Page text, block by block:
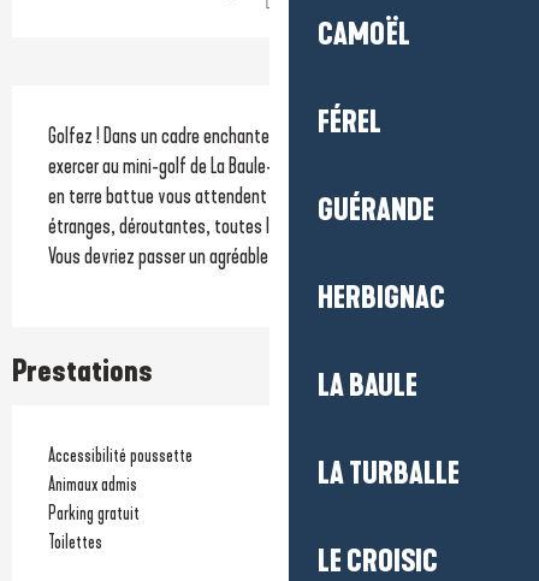
CAMOËL
FÉREL
GUÉRANDE
HERBIGNAC
LA BAULE
LA TURBALLE
LE CROISIC
Description
Golfez ! Dans un cadre enchanteur et entretenu, venez-vous
exercer au mini-golf de La Baule-Les- Pins. 18 magnifiques trous
en terre battue vous attendent à l’ombre des pins. Drôles,
étranges, déroutantes, toutes les pistes sont différentes.
Vous devriez passer un agréable moment ludique !
Prestations
Accessibilité poussette
Animaux admis
Parking gratuit
Toilettes